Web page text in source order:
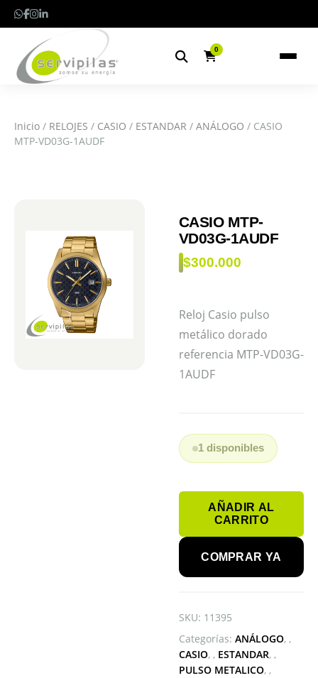
0
Inicio / RELOJES / CASIO / ESTANDAR / ANÁLOGO / CASIO
MTP-VD03G-1AUDF
CASIO MTP-
VD03G-1AUDF
$300.000
Reloj Casio pulso
metálico dorado
referencia MTP-VD03G-
1AUDF
1 disponibles
MTP-
VD03G-
cantidad
AÑADIR AL
CARRITO
COMPRAR YA
SKU: 11395
Categorías: ANÁLOGO ,
CASIO , ESTANDAR ,
PULSO METALICO ,